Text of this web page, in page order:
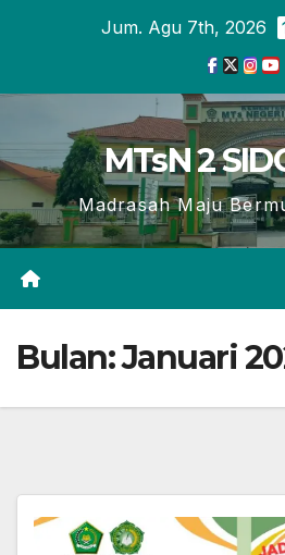
Jum. Agu 7th, 2026
MTsN 2
Madrasah Maju
Bulan:Januari